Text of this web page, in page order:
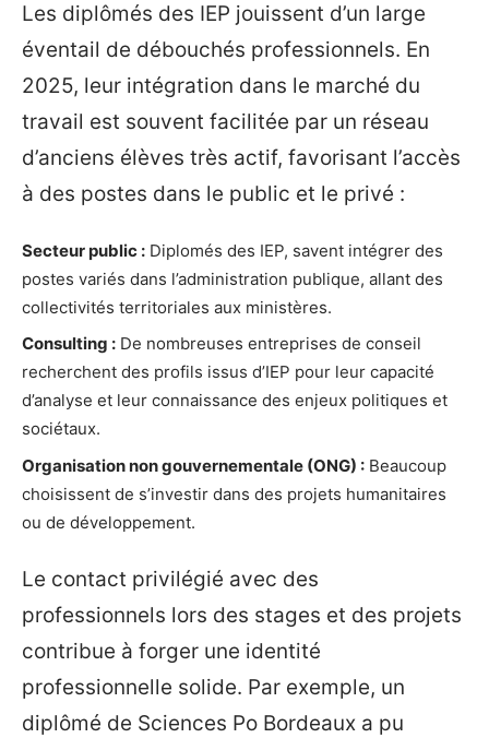
Les diplômés des IEP jouissent d’un large
éventail de débouchés professionnels. En
2025, leur intégration dans le marché du
travail est souvent facilitée par un réseau
d’anciens élèves très actif, favorisant l’accès
à des postes dans le public et le privé :
Secteur public : Diplomés des IEP, savent intégrer des
postes variés dans l’administration publique, allant des
collectivités territoriales aux ministères.
Consulting : De nombreuses entreprises de conseil
recherchent des profils issus d’IEP pour leur capacité
d’analyse et leur connaissance des enjeux politiques et
sociétaux.
Organisation non gouvernementale (ONG) : Beaucoup
choisissent de s’investir dans des projets humanitaires
ou de développement.
Le contact privilégié avec des
professionnels lors des stages et des projets
contribue à forger une identité
professionnelle solide. Par exemple, un
diplômé de Sciences Po Bordeaux a pu